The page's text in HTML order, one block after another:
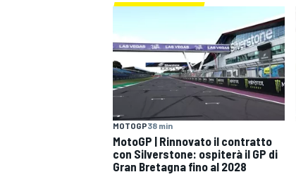
MOTOGP38 min
MotoGP | Rinnovato il contratto
con Silverstone: ospiterà il GP di
Gran Bretagna fino al 2028